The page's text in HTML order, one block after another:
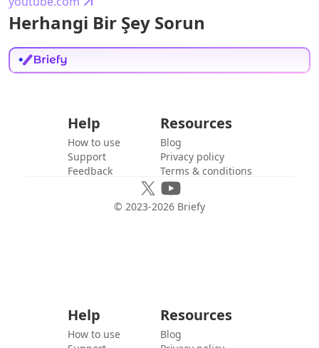
Herhangi Bir Şey Sorun
Help
How to use
Support
Feedback
Resources
Blog
Privacy policy
Terms & conditions
© 2023-2026 Briefy
Help
How to use
Resources
Blog